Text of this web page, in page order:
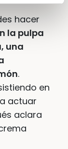
hacer
la pulpa
una
.
en
actuar
aclara